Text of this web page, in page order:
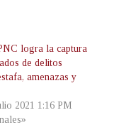
logra la captura
de delitos
amenazas y
2021 1:16 PM